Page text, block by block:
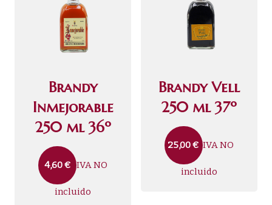
Brandy
Inmejorable
250 ml 36º
4,60€ IVA NO
incluido
Brandy Vell
250 ml 37º
25,00€ IVA NO
incluido